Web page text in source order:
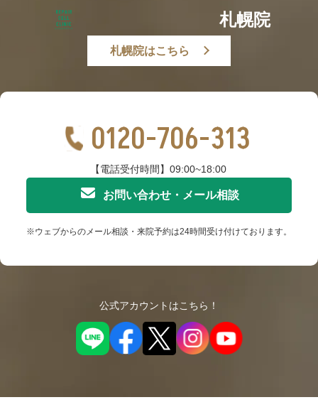
札幌院
札幌院はこちら
0120-706-313
【電話受付時間】09:00~18:00
お問い合わせ・メール相談
※ウェブからのメール相談・来院予約は24時間受け付けております。
公式アカウントはこちら！